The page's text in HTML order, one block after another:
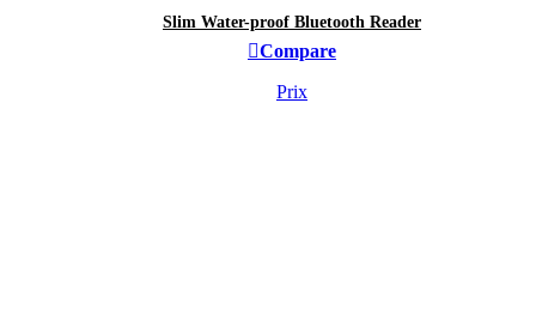
Slim Water-proof Bluetooth Reader
Compare
Prix